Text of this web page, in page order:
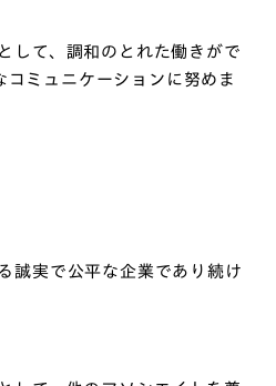
して、調和のとれた働きがで
コミュニケーションに努めま
誠実で公平な企業であり続け